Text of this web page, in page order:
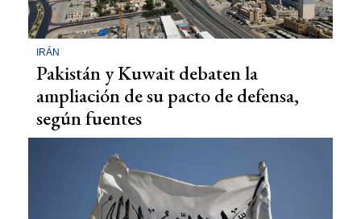
IRÁN
Pakistán y Kuwait debaten la
ampliación de su pacto de defensa,
según fuentes